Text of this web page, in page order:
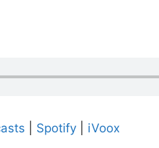
Spotify iVoox